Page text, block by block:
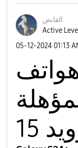
القابض
Active
‎05-12-2024 01:13
15